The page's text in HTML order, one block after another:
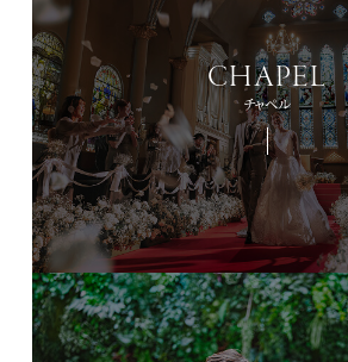
CHAPEL
チャペル